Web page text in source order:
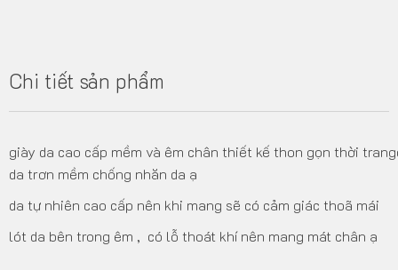
Chi tiết sản phẩm
giày da cao cấp mềm và êm chân thiết kế thon gọn thời
da trơn mềm chống nhăn da ạ
da tự nhiên cao cấp nên khi mang sẽ có cảm giác thoã mái
lót da bên trong êm , có lỗ thoát khí nên mang mát chân ạ